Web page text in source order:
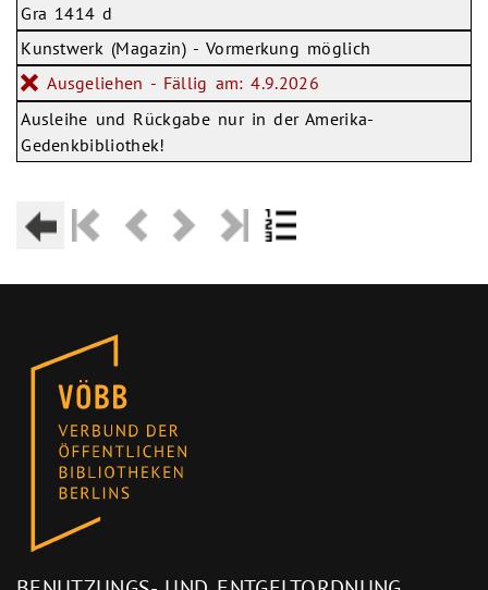
Gra 1414 d
Kunstwerk (Magazin) - Vormerkung möglich
Ausgeliehen - Fällig am: 4.9.2026
Ausleihe und Rückgabe nur in der Amerika-
Gedenkbibliothek!